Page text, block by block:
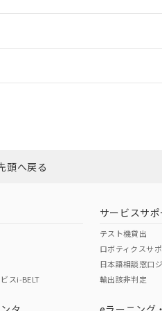
アメリカ
頭へ戻る
スi-BELT
サービスサポ
テスト機貸出
ロボティクスサ
日本語相談窓口
輸出該非判定